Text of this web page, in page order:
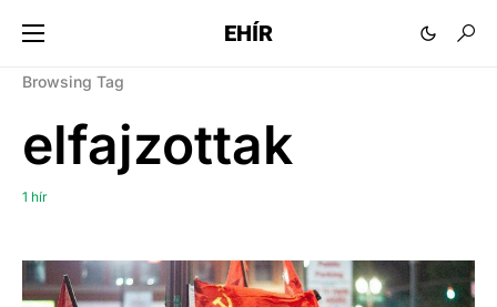
EHÍR
Browsing Tag
elfajzottak
1 hír